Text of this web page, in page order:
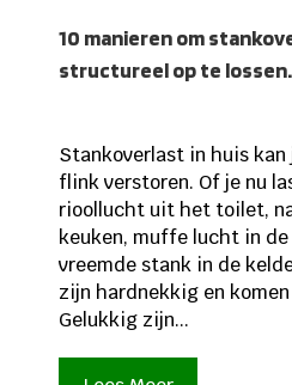
10 manieren om
structureel op te lossen.
Stankoverlast in huis kan
flink verstoren. Of je nu
rioollucht uit het toilet,
keuken, muffe lucht in
vreemde stank in de
zijn hardnekkig en komen
Gelukkig zijn...